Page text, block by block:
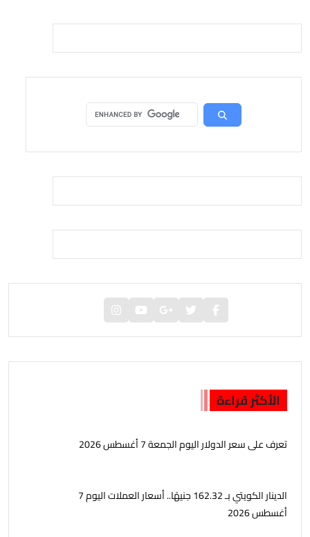
الأكثر قراءة
تعرف على سعر الدولار اليوم الجمعة 7 أغسطس 2026
الدينار الكويتي بـ 162.32 جنيهًا.. أسعار العملات اليوم 7
أغسطس 2026